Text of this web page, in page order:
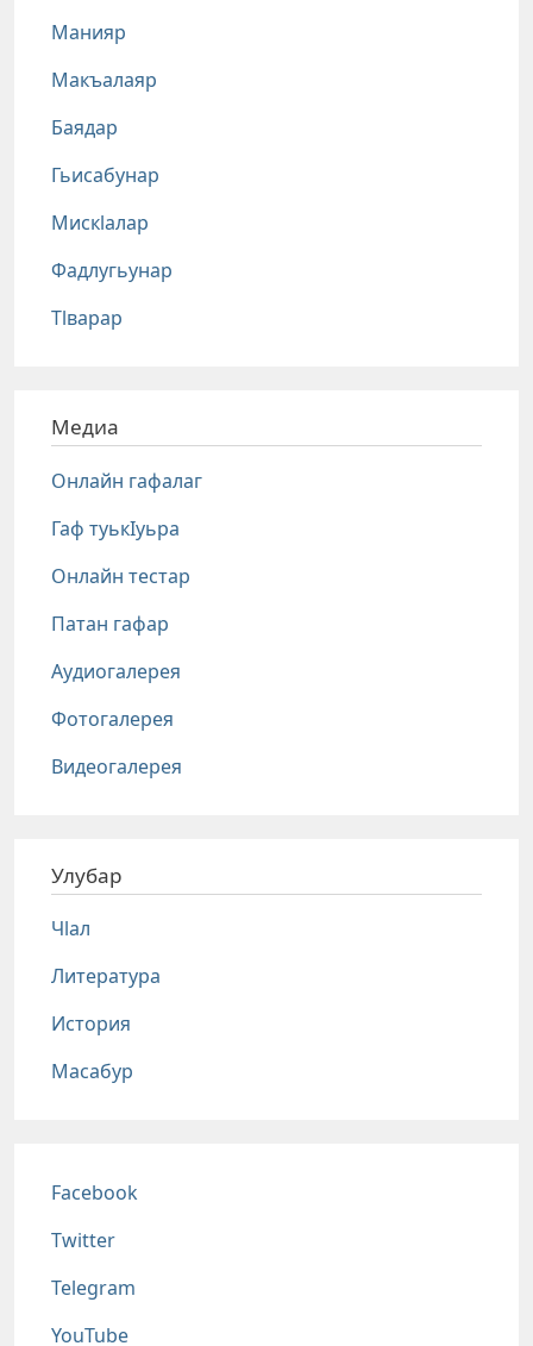
Манияр
Макъалаяр
Баядар
Гьисабунар
Мискlалар
Фадлугьунар
Тlварар
Медиа
Онлайн гафалаг
Гаф туькIуьра
Онлайн тестар
Патан гафар
Аудиогалерея
Фотогалерея
Видеогалерея
Улубар
Чlал
Литература
История
Масабур
Соц сети
Facebook
Twitter
Telegram
YouTube